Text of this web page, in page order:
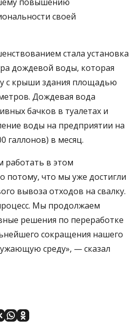
своей
стала установка
дождевой воды, которая
с крыши здания площадью
Дождевая вода
бачков в туалетах и
воды на предприятии на
галлонов) в месяц.
работать в этом
потому, что мы уже достигли
вывоза отходов на свалку.
Мы продолжаем
решения по переработке
сокращения нашего
среду», — сказал